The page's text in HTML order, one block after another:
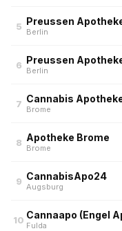
5
Berlin
6 Preussen
Berlin
7
Brome
8 Apotheke Brome
Brome
9 CannabisApo24
Augsburg
10
Fulda